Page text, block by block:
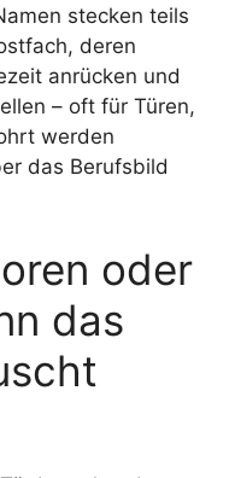
stecken teils
deren
anrücken und
– oft für Türen,
werden
das Berufsbild
oder
das